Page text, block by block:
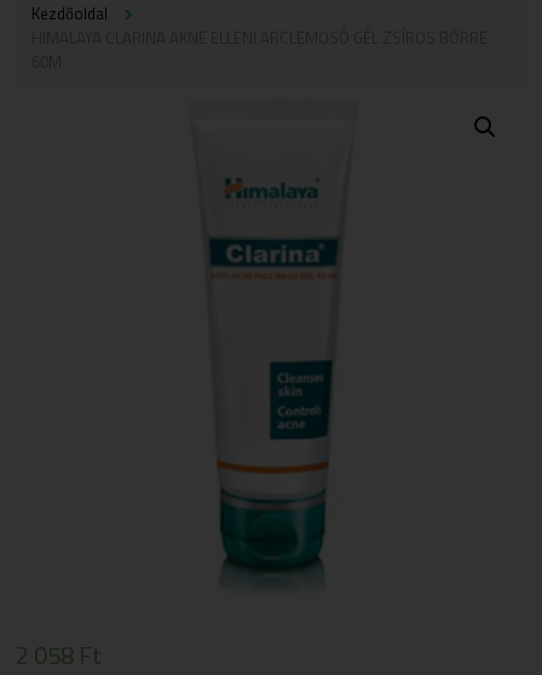
Kezdőoldal
2 058 Ft